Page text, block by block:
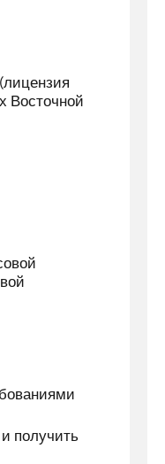
Восточной
получить